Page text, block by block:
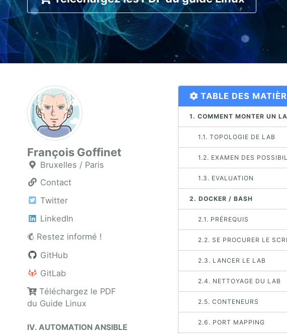
François Goffinet
Bruxelles / Paris
Contact
Twitter
LinkedIn
Restez informé !
GitHub
GitLab
Téléchargez le PDF
du Guide Linux
IV. AUTOMATION ANSIBLE
TABLE DES
1. COMMENT MONTER UN
1.1. TOPOLOGIE DE LAB
1.2. EXAMEN DES
1.3. EVALUATION
2. DOCKER / BASH
2.1. PRÉREQUIS
2.2. SE PROCURER LE
2.3. LANCER LE LAB
2.4. NETTOYAGE DU LAB
2.5. CONTENEURS
2.6. PORT MAPPING